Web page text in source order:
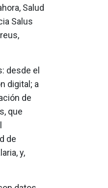
Salud
Salus
desde el
digital; a
de
que
de
y,